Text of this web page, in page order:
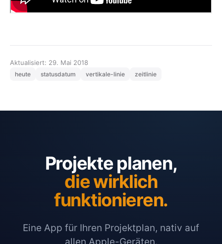
Aktualisiert: 29. Mai 2018
heute statusdatum vertikale-linie zeitlinie
Projekte planen,
die wirklich
funktionieren.
Eine App für Ihren Projektplan, nativ auf
allen Apple-Geräten.